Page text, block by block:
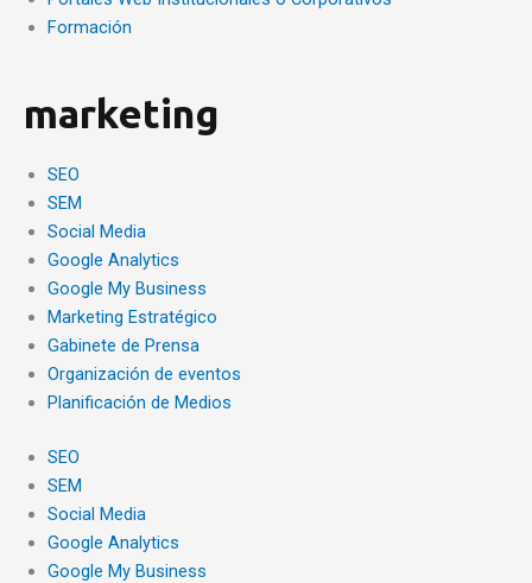
Formación
marketing
SEO
SEM
Social Media
Google Analytics
Google My Business
Marketing Estratégico
Gabinete de Prensa
Organización de eventos
Planificación de Medios
SEO
SEM
Social Media
Google Analytics
Google My Business